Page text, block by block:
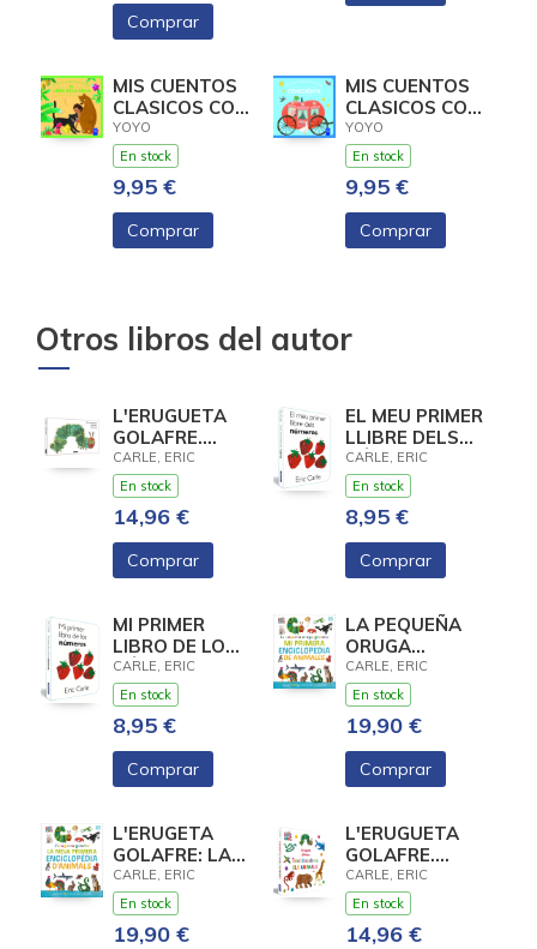
Comprar
MIS CUENTOS
CLASICOS CON
TEXTURAS. EL
LIBRO DE LA
YOYO
En stock
9,95 €
Comprar
MIS CUENTOS
CLASICOS CON
TEXTURAS.
CENICIENTA
YOYO
En stock
9,95 €
Comprar
Otros libros del autor
L'ERUGUETA
GOLAFRE.
L'ALBUM
IL·LUSTRAT
CARLE, ERIC
En stock
14,96 €
Comprar
EL MEU PRIMER
LLIBRE DELS
NÚMEROS
(COL·LECCIÓ
ERIC CARLE)
CARLE, ERIC
En stock
8,95 €
Comprar
MI PRIMER
LIBRO DE LOS
NÚMEROS
(COLECCIÓN
ERIC CARLE)
CARLE, ERIC
En stock
8,95 €
Comprar
LA PEQUEÑA
ORUGA
GLOTONA: MI
PRIMERA
ENCICLOPEDIA
DE ANIMALES
CARLE, ERIC
En stock
19,90 €
Comprar
L'ERUGETA
GOLAFRE: LA
MEVA PRIMERA
ENCICLOPÈDIA
D'ANIMALS
CARLE, ERIC
En stock
19,90 €
L'ERUGUETA
GOLAFRE.
TOCA I
DESCOBREIX
ELS ANIMALS
CARLE, ERIC
En stock
14,96 €